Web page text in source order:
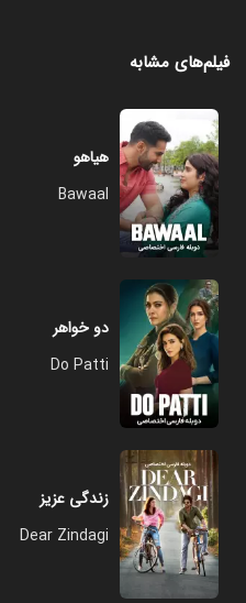
فیلم‌های مشابه
هیاهو
Bawaal
دو خواهر
Do Patti
زندگی عزیز
Dear Zindagi